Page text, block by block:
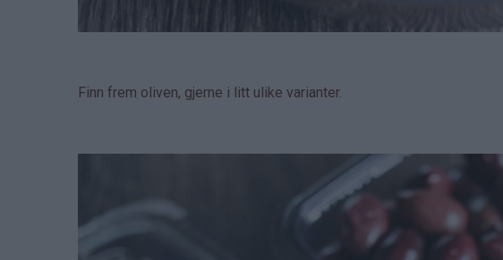
Finn frem oliven, gjerne i litt ulike varianter.